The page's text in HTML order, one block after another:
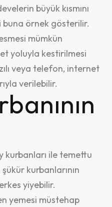
büyük kısmını
buna örnek gösterilir.
mümkün
yoluyla kestirilmesi
veya telefon, internet
verilebilir.
kurbanları ile temettu
kurbanlarının
yiyebilir.
yemesi müstehap